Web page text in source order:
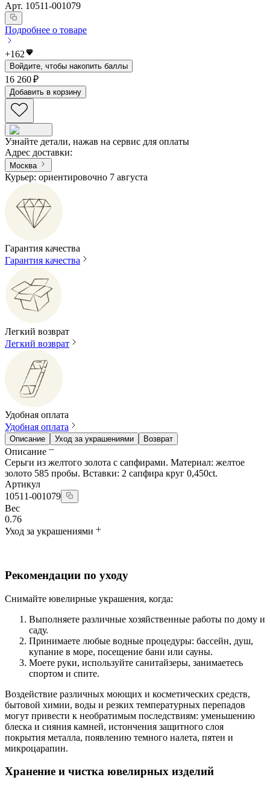
Арт. 10511-001079
Подробнее о товаре
+162
Войдите, чтобы накопить баллы
16 260 ₽
Добавить в корзину
Узнайте детали, нажав на сервис для оплаты
Адрес доставки:
Москва
Курьер: ориентировочно 7 августа
Гарантия качества
Гарантия качества
Легкий возврат
Легкий возврат
Удобная оплата
Удобная оплата
Описание Уход за украшениями Возврат
Описание
Серьги из желтого золота с сапфирами. Материал: желтое
золото 585 пробы. Вставки: 2 сапфира круг 0,450ct.
Артикул
10511-001079
Вес
0.76
Уход за украшениями
Рекомендации по уходу
Снимайте ювелирные украшения, когда:
Выполняете различные хозяйственные работы по дому и
саду.
Принимаете любые водные процедуры: бассейн, душ,
купание в море, посещение бани или сауны.
Моете руки, используйте санитайзеры, занимаетесь
спортом и спите.
Воздействие различных моющих и косметических средств,
бытовой химии, воды и резких температурных перепадов
могут привести к необратимым последствиям: уменьшению
блеска и сияния камней, истончения защитного слоя
покрытия металла, появлению темного налета, пятен и
микроцарапин.
Хранение и чистка ювелирных изделий